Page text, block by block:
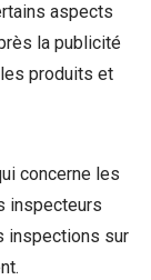
aspects
la publicité
produits et
concerne les
inspecteurs
inspections sur